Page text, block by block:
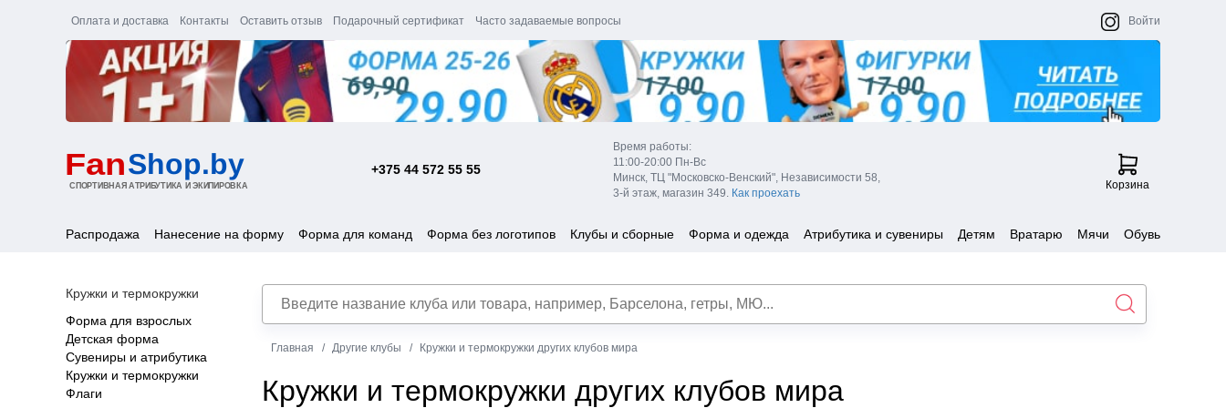
Оплата и доставка Контакты Оставить отзыв Подарочный сертификат Часто задаваемые вопросы Войти
+375 44 572 55 55
Время работы:
11:00-20:00 Пн-Вс
Минск, ТЦ "Московско-Венский", Независимости 58,
3-й этаж, магазин 349. Как проехать
Корзина
Распродажа Нанесение на форму Форма для команд Форма без логотипов Клубы и сборные Форма и одежда Атрибутика и сувениры Детям Вратарю Мячи Обувь
Кружки и термокружки
Форма для взрослых
Детская форма
Сувениры и атрибутика
Кружки и термокружки
Флаги
Главная Другие клубы Кружки и термокружки других клубов мира
Кружки и термокружки других клубов мира